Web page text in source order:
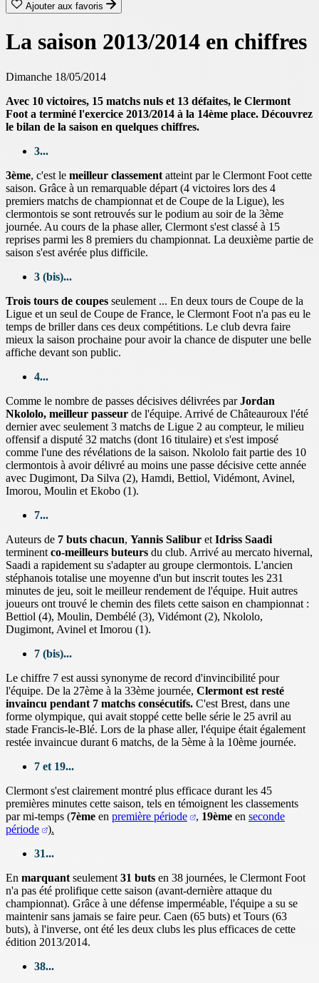
Ajouter aux favoris
La saison 2013/2014 en chiffres
Dimanche 18/05/2014
Avec 10 victoires, 15 matchs nuls et 13 défaites, le Clermont
Foot a terminé l'exercice 2013/2014 à la 14ème place. Découvrez
le bilan de la saison en quelques chiffres.
3...
3ème, c'est le meilleur classement atteint par le Clermont Foot cette
saison. Grâce à un remarquable départ (4 victoires lors des 4
premiers matchs de championnat et de Coupe de la Ligue), les
clermontois se sont retrouvés sur le podium au soir de la 3ème
journée. Au cours de la phase aller, Clermont s'est classé à 15
reprises parmi les 8 premiers du championnat. La deuxième partie de
saison s'est avérée plus difficile.
3 (bis)...
Trois tours de coupes seulement ... En deux tours de Coupe de la
Ligue et un seul de Coupe de France, le Clermont Foot n'a pas eu le
temps de briller dans ces deux compétitions. Le club devra faire
mieux la saison prochaine pour avoir la chance de disputer une belle
affiche devant son public.
4...
Comme le nombre de passes décisives délivrées parJordan
Nkololo, meilleur passeur de l'équipe. Arrivé de Châteauroux l'été
dernier avec seulement 3 matchs de Ligue 2 au compteur, le milieu
offensif a disputé 32 matchs (dont 16 titulaire) et s'est imposé
comme l'une des révélations de la saison. Nkololo fait partie des 10
clermontois à avoir délivré au moins une passe décisive cette année
avec Dugimont, Da Silva (2), Hamdi, Bettiol, Vidémont, Avinel,
Imorou, Moulin et Ekobo (1).
7...
Auteurs de 7 buts chacun, Yannis Salibur et Idriss Saadi
terminent co-meilleurs buteurs du club. Arrivé au mercato hivernal,
Saadi a rapidement su s'adapter au groupe clermontois. L'ancien
stéphanois totalise une moyenne d'un but inscrit toutes les 231
minutes de jeu, soit le meilleur rendement de l'équipe. Huit autres
joueurs ont trouvé le chemin des filets cette saison en championnat :
Bettiol (4), Moulin, Dembélé (3), Vidémont (2), Nkololo,
Dugimont, Avinel et Imorou (1).
7 (bis)...
Le chiffre 7 est aussi synonyme de record d'invincibilité pour
l'équipe. De la 27ème à la 33ème journée, Clermont est resté
invaincu pendant 7 matchs consécutifs. C'est Brest, dans une
forme olympique, qui avait stoppé cette belle série le 25 avril au
stade Francis-le-Blé. Lors de la phase aller, l'équipe était également
restée invaincue durant 6 matchs, de la 5ème à la 10ème journée.
7 et 19...
Clermont s'est clairement montré plus efficace durant les 45
premières minutes cette saison, tels en témoignent les classements
par mi-temps (7ème en première période , 19ème en seconde
période
).
31...
En marquant seulement 31 buts en 38 journées, le Clermont Foot
n'a pas été prolifique cette saison (avant-dernière attaque du
championnat). Grâce à une défense imperméable, l'équipe a su se
maintenir sans jamais se faire peur. Caen (65 buts) et Tours (63
buts), à l'inverse, ont été les deux clubs les plus efficaces de cette
édition 2013/2014.
38...